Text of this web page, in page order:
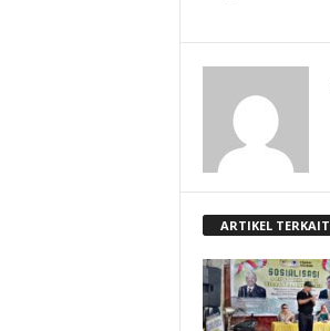
ARTIKEL TERKAIT